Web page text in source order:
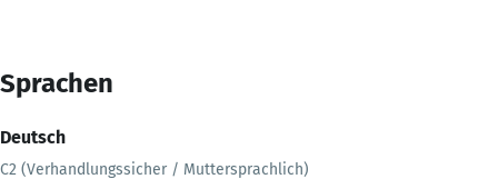
Sprachen
Deutsch
C2 (Verhandlungssicher / Muttersprachlich)